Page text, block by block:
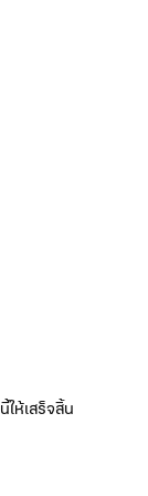
ห้เสร็จสิ้น